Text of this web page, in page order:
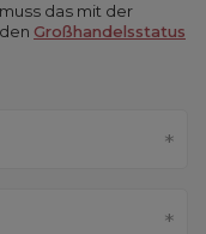
das mit der
Großhandelsstatus